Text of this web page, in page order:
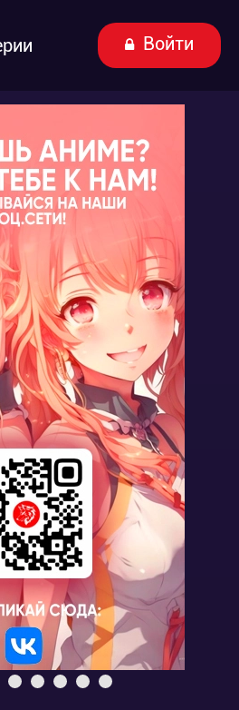
Войти